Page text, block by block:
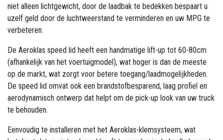
niet alleen lichtgewicht, door de laadbak te bedekken bespaart u
uzelf geld door de luchtweerstand te verminderen en uw MPG te
verbeteren.
De Aeroklas speed lid heeft een handmatige lift-up tot 60-80cm
(afhankelijk van het voertuigmodel), wat hoger is dan de meeste
op de markt, wat zorgt voor betere toegang/laadmogelijkheden.
De speed lid omvat ook een brandstofbesparend, laag profiel en
aerodynamisch ontwerp dat helpt om de pick-up look van uw truck
te behouden.
Eenvoudig te installeren met het Aeroklas-klemsysteem, wat